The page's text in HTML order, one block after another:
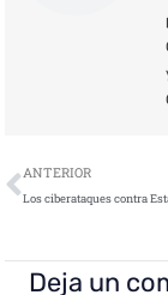
Ant
ANTERIOR
Deja un